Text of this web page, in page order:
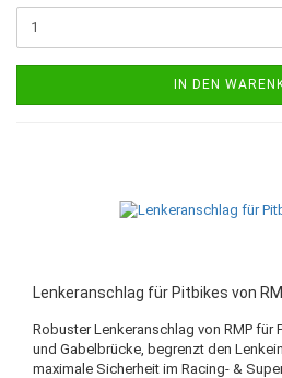
IN DEN
Lenkeranschlag für Pitbikes von
Robuster Lenkeranschlag von RMP für
und Gabelbrücke, begrenzt den
maximale Sicherheit im Racing- &